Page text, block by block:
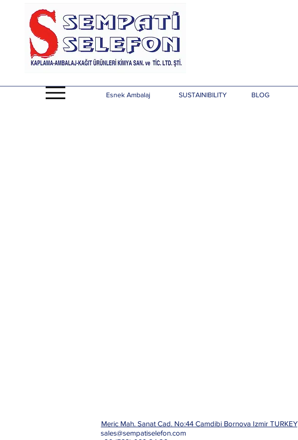
Esnek Ambalaj SUSTAINIBILITY BLOG
Meric Mah. Sanat Cad. No:44 Camdibi Bornova Izmir TURKEY
sales@sempatiselefon.com